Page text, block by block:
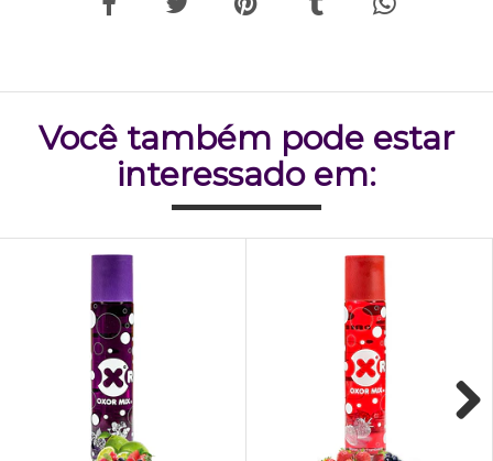
Você também pode estar
interessado em: